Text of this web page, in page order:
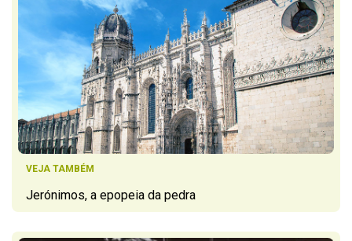
VEJA TAMBÉM
Jerónimos, a epopeia da pedra